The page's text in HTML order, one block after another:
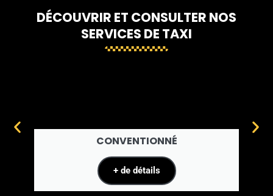
DÉCOUVRIR ET CONSULTER NOS
SERVICES DE TAXI
CONVENTIONNÉ
+ de détails